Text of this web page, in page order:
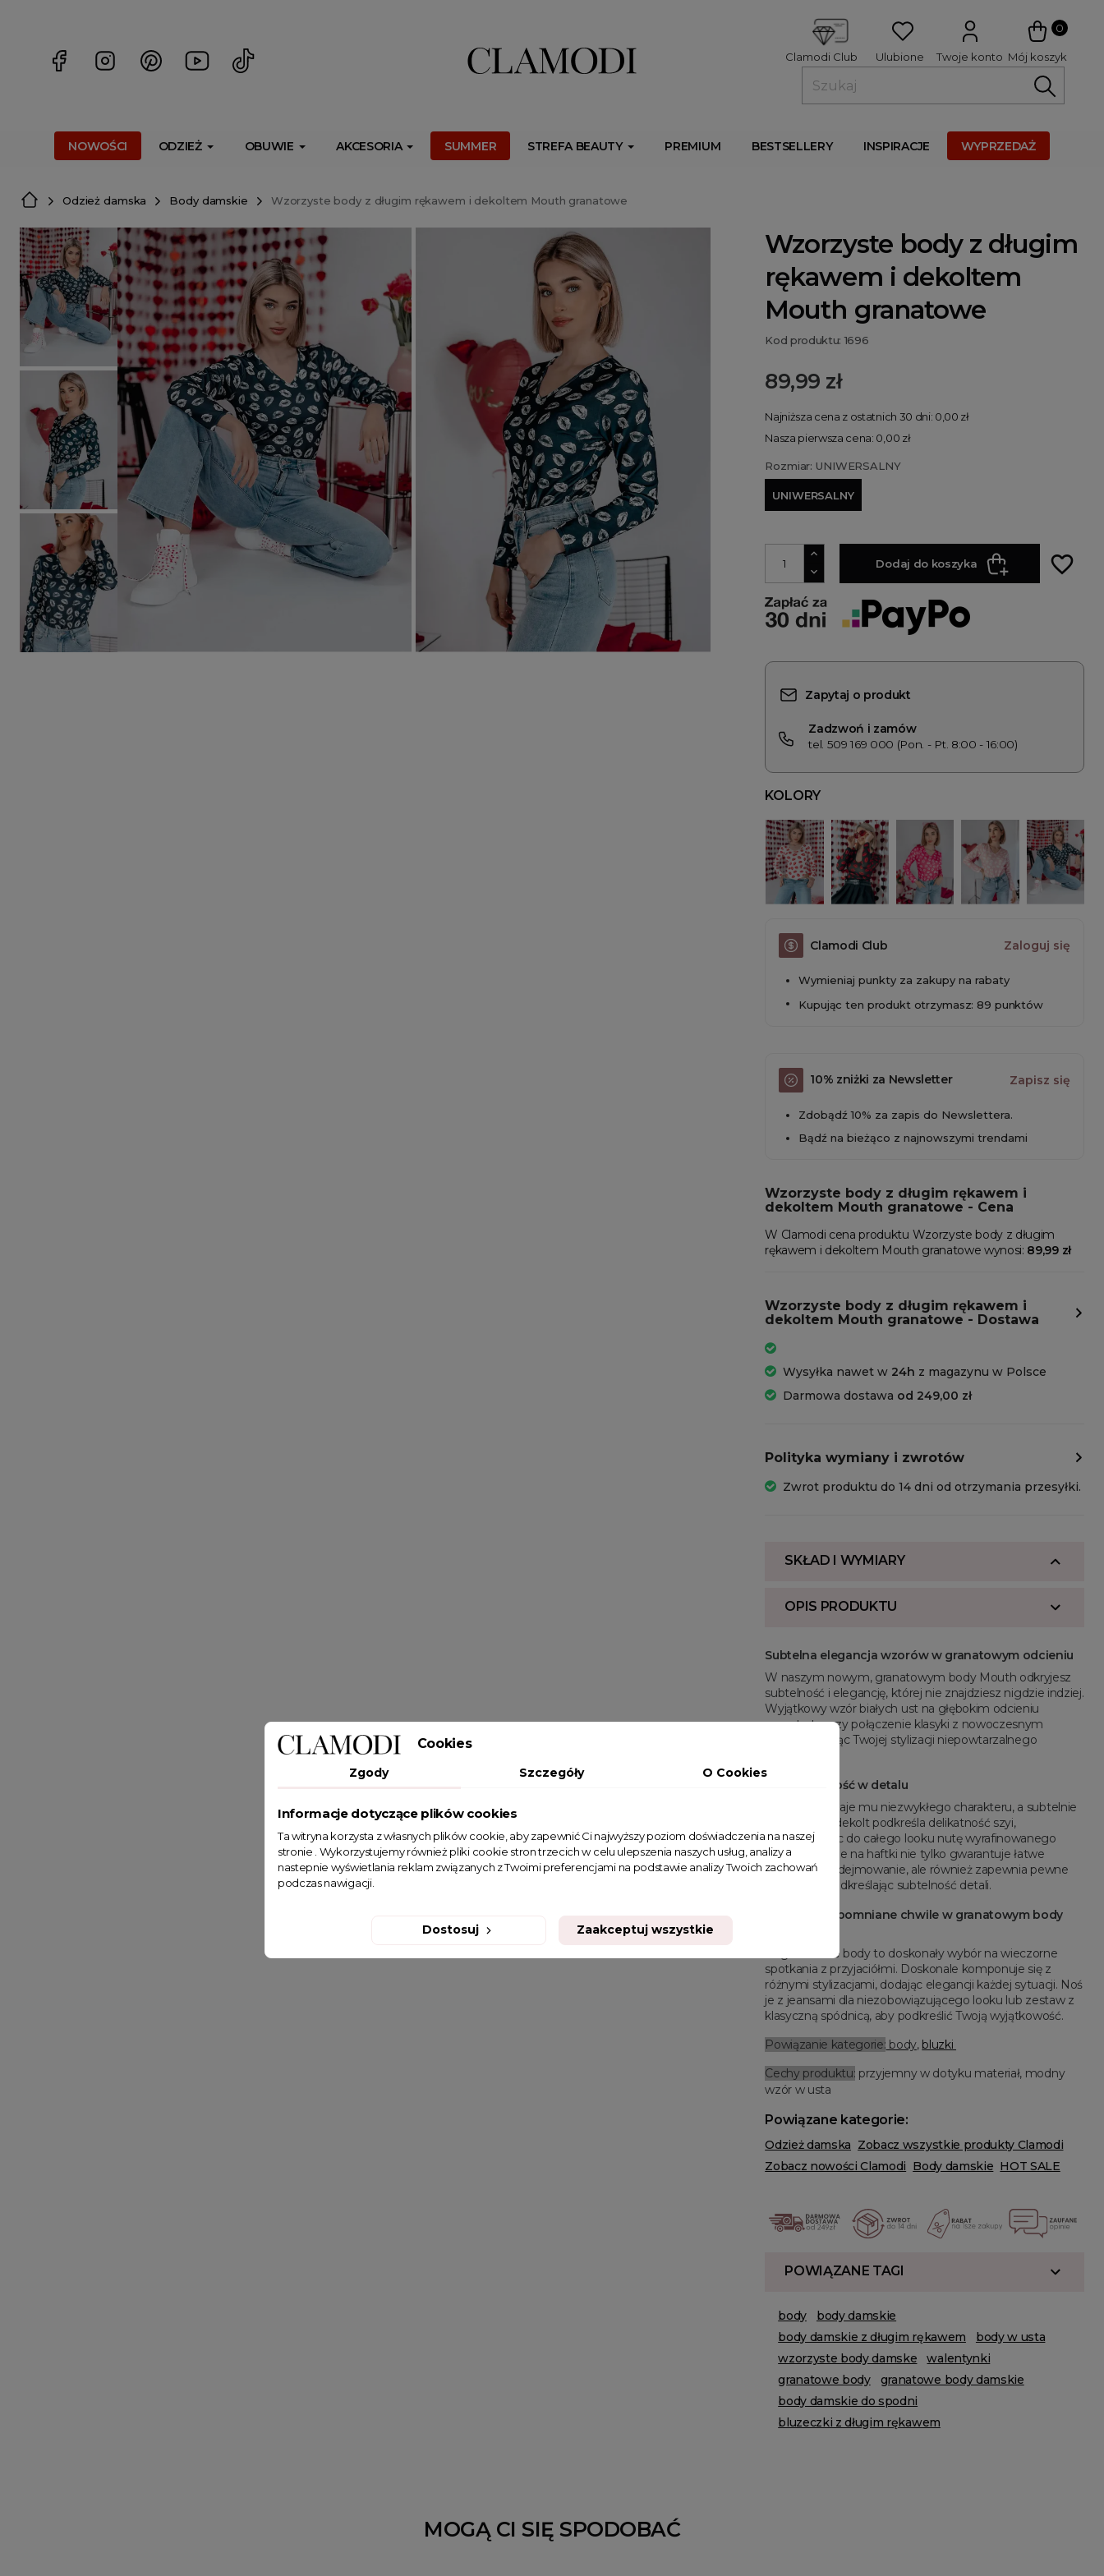
0
Mój koszyk
Twoje konto
Ulubione
Clamodi Club
NOWOŚCI ODZIEŻ OBUWIE AKCESORIA SUMMER STREFA BEAUTY PREMIUM BESTSELLERY INSPIRACJE WYPRZEDAŻ
Odzież damska Body damskie Wzorzyste body z długim rękawem i dekoltem Mouth granatowe
Wzorzyste body z długim
rękawem i dekoltem
Mouth granatowe
Kod produktu: 1696
89,99 zł
Najniższa cena z ostatnich 30 dni: 0,00 zł
Nasza pierwsza cena: 0,00 zł
Rozmiar: UNIWERSALNY
UNIWERSALNY
Dodaj do koszyka favorite_border
Zapytaj o produkt
Zadzwoń i zamów
tel. 509 169 000 (Pon. - Pt. 8:00 - 16:00)
KOLORY
Clamodi Club Zaloguj się
Wymieniaj punkty za zakupy na rabaty
Kupując ten produkt otrzymasz: 89 punktów
10% zniżki za Newsletter Zapisz się
Zdobądź 10% za zapis do Newslettera.
Bądź na bieżąco z najnowszymi trendami
Wzorzyste body z długim rękawem i
dekoltem Mouth granatowe - Cena
W Clamodi cena produktu Wzorzyste body z długim
rękawem i dekoltem Mouth granatowe wynosi: 89,99 zł
Wzorzyste body z długim rękawem i
dekoltem Mouth granatowe - Dostawa
Wysyłka nawet w 24h z magazynu w Polsce
Darmowa dostawa od 249,00 zł
Polityka wymiany i zwrotów
Zwrot produktu do 14 dni od otrzymania przesyłki.
SKŁAD I WYMIARY
OPIS PRODUKTU
Subtelna elegancja wzorów w granatowym odcieniu
W naszym nowym, granatowym body Mouth odkryjesz
subtelność i elegancję, której nie znajdziesz nigdzie indziej.
Wyjątkowy wzór białych ust na głębokim odcieniu
granatu tworzy połączenie klasyki z nowoczesnym
stylem, nadając Twojej stylizacji niepowtarzalnego
Nowoczesność w detalu
Wzór ust dodaje mu niezwykłego charakteru, a subtelnie
zaokrąglony dekolt podkreśla delikatność szyi,
wprowadzając do całego looku nutę wyrafinowanego
uroku. Zapięcie na haftki nie tylko gwarantuje łatwe
zakładanie i zdejmowanie, ale również zapewnia pewne
trzymanie, podkreślając subtelność detali.
Twórz niezapomniane chwile w granatowym body
To granatowe body to doskonały wybór na wieczorne
spotkania z przyjaciółmi. Doskonale komponuje się z
różnymi stylizacjami, dodając elegancji każdej sytuacji. Noś
je z jeansami dla niezobowiązującego looku lub zestaw z
klasyczną spódnicą, aby podkreślić Twoją wyjątkowość.
Powiązanie kategorie: body, bluzki
Cechy produktu: przyjemny w dotyku materiał, modny
wzór w usta
Powiązane kategorie:
Odzież damska Zobacz wszystkie produkty Clamodi
Zobacz nowości Clamodi Body damskie HOT SALE
POWIĄZANE TAGI
body
body damskie
body damskie z długim rękawem
body w usta
wzorzyste body damske
walentynki
granatowe body
granatowe body damskie
body damskie do spodni
bluzeczki z długim rękawem
MOGĄ CI SIĘ SPODOBAĆ
Cookies
Zgody Szczegóły O Cookies
Informacje dotyczące plików cookies
Ta witryna korzysta z własnych plików cookie, aby zapewnić Ci najwyższy poziom doświadczenia na naszej
stronie . Wykorzystujemy również pliki cookie stron trzecich w celu ulepszenia naszych usług, analizy a
nastepnie wyświetlania reklam związanych z Twoimi preferencjami na podstawie analizy Twoich zachowań
podczas nawigacji.
Dostosuj Zaakceptuj wszystkie